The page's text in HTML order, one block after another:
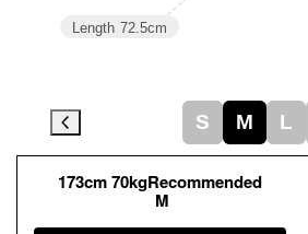
173cm 70kgRecommended
M
Length 72.5cm
S M L